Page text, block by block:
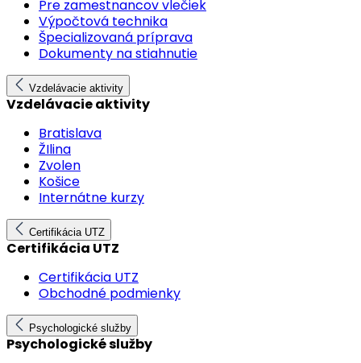
Pre zamestnancov vlečiek
Výpočtová technika
Špecializovaná príprava
Dokumenty na stiahnutie
Vzdelávacie aktivity
Vzdelávacie aktivity
Bratislava
ŽIlina
Zvolen
Košice
Internátne kurzy
Certifikácia UTZ
Certifikácia UTZ
Certifikácia UTZ
Obchodné podmienky
Psychologické služby
Psychologické služby